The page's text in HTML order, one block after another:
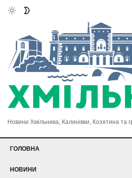
Новини Хмільника, Калинівки, Козятина та
ГОЛОВНА
НОВИНИ